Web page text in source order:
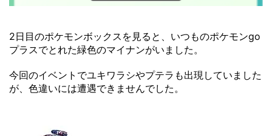
2日目のポケモンボックスを見ると、いつものポケモンgo
プラスでとれた緑色のマイナンがいました。
今回のイベントでユキワラシやプテラも出現していました
が、色違いには遭遇できませんでした。